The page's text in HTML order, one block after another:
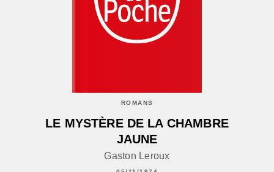
ROMANS
LE MYSTÈRE DE LA CHAMBRE
JAUNE
Gaston Leroux